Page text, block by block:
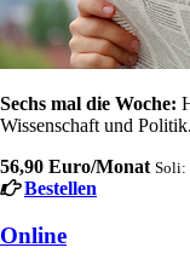
Sechs mal die Woche:
Wissenschaft und
56,90 Euro/Monat Soli:
Bestellen
Online